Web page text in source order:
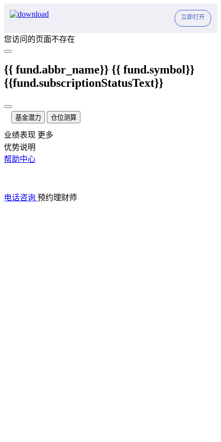
立即打开
您访问的页面不存在
{{ fund.abbr_name}} {{ fund.symbol}}
{{fund.subscriptionStatusText}}
基金潜力 仓位测算
业绩表现 更多
优势说明
帮助中心
电话咨询 预约理财师